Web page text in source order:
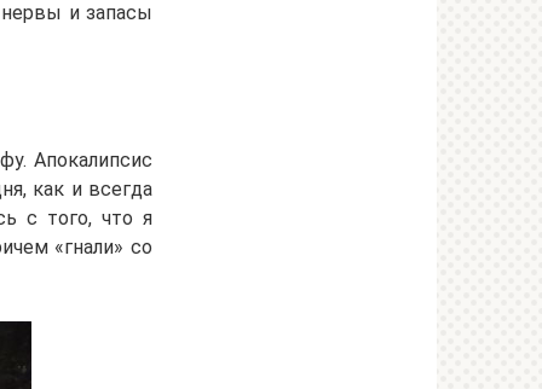
и запасы
Апокалипсис
как и всегда
с того, что я
«гнали» со